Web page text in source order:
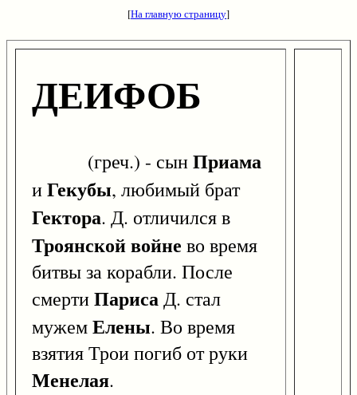
[На главную страницу]
ДЕИФОБ
(греч.) - сынПриама
иГекубы, любимый брат
Гектора. Д. отличился в
Троянской войне во время
битвы за корабли. После
смертиПарисаД. стал
мужемЕлены. Во время
взятия Трои погиб от руки
Менелая.